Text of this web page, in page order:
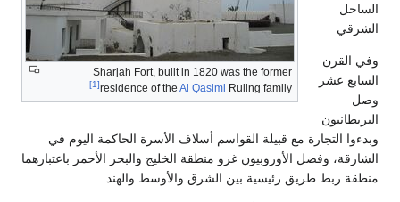
Sharjah Fort, built in 1820 was the former
residence of the Al Qasimi Ruling family
[1]
الساحل
الشرقي
وفي القرن
السابع عشر
وصل
البريطانيون
وبدءوا التجارة مع قبيلة القواسم أسلاف الأسرة الحاكمة اليوم في
الشارقة، وفضل الأوروبيون غزو منطقة الخليج والبحر الأحمر باعتبارهما
منطقة ربط طريق رئيسية بين الشرق والأوسط والهند